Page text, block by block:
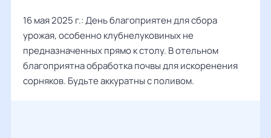
16 мая 2025 г.: День благоприятен для сбора
урожая, особенно клубнелуковиных не
предназначенных прямо к столу. В отельном
благоприятна обработка почвы для искоренения
сорняков. Будьте аккуратны с поливом.